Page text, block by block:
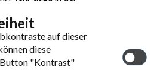
auf dieser
diese
Button "Kontrast"